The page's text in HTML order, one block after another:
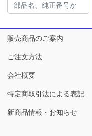
販売商品のご案内
ご注文方法
会社概要
特定商取引法による表記
新商品情報・お知らせ